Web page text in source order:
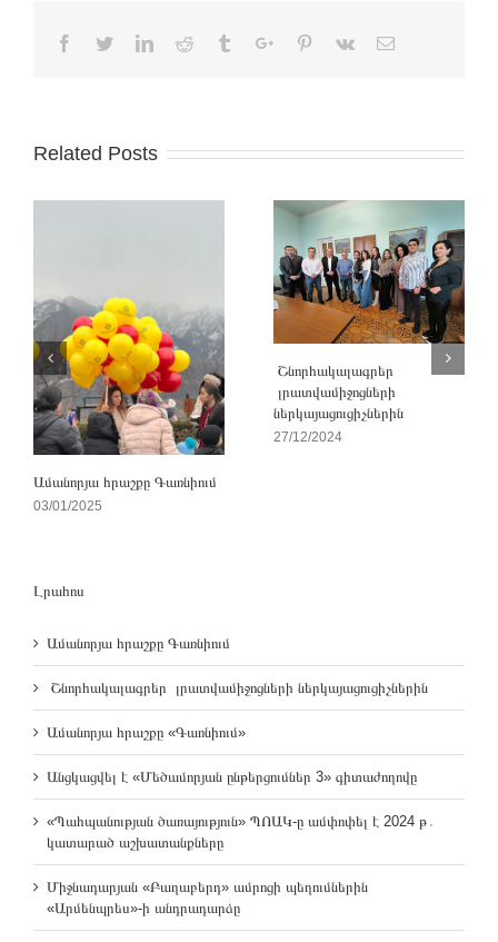
Facebook
TwitterLinkedinReddit TumblrGoogle+Pinterest
Vk Email
Related Posts
Ամանորյա հրաշքը Գառնիում
03/01/2025
Շնորհակալագրեր
լրատվամիջոցների
ներկայացուցիչներին
27/12/2024
Լրահոս
Ամանորյա հրաշքը Գառնիում
Շնորհակալագրեր լրատվամիջոցների ներկայացուցիչներին
Ամանորյա հրաշքը «Գառնիում»
Անցկացվել է «Մեծամորյան ընթերցումներ 3» գիտաժողովը
«Պահպանության ծառայություն» ՊՈԱԿ-ը ամփոփել է 2024 թ․
կատարած աշխատանքները
Միջնադարյան «Բաղաբերդ» ամրոցի պեղումներին
«Արմենպրես»-ի անդրադարձը